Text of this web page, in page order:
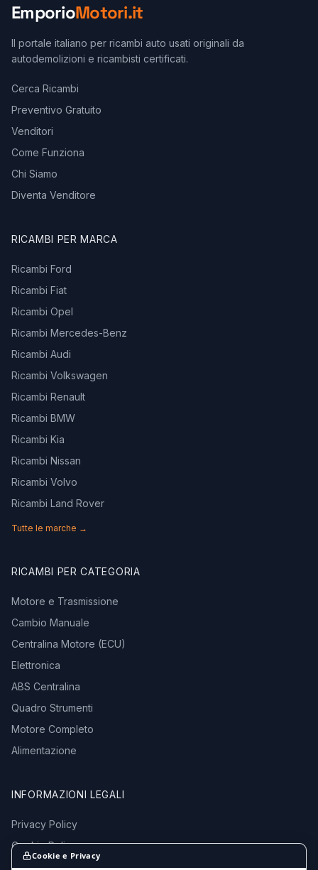
EmporioMotori.it
Il portale italiano per ricambi auto usati originali da
autodemolizioni e ricambisti certificati.
Cerca Ricambi
Preventivo Gratuito
Venditori
Come Funziona
Chi Siamo
Diventa Venditore
RICAMBI PER MARCA
Ricambi Ford
Ricambi Fiat
Ricambi Opel
Ricambi Mercedes-Benz
Ricambi Audi
Ricambi Volkswagen
Ricambi Renault
Ricambi BMW
Ricambi Kia
Ricambi Nissan
Ricambi Volvo
Ricambi Land Rover
Tutte le marche →
RICAMBI PER CATEGORIA
Motore e Trasmissione
Cambio Manuale
Centralina Motore (ECU)
Elettronica
ABS Centralina
Quadro Strumenti
Motore Completo
Alimentazione
INFORMAZIONI LEGALI
Privacy Policy
Cookie Policy
Termini e Condizioni
Cookie e Privacy